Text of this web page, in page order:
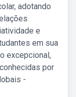
adotando
e
em sua
excepcional,
por
-